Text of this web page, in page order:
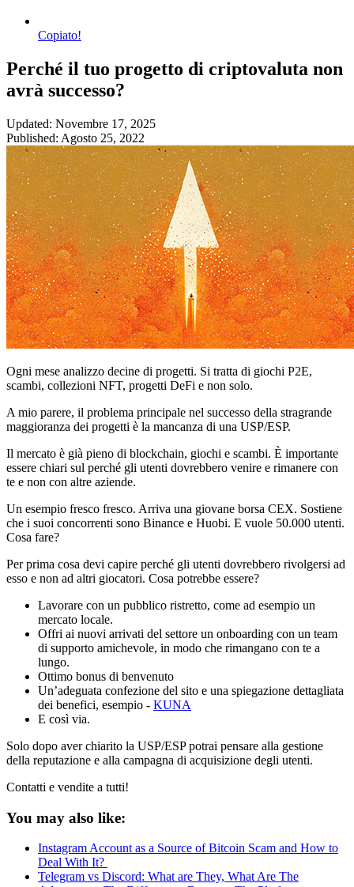
Copiato!
Perché il tuo progetto di criptovaluta non
avrà successo?
Updated: Novembre 17, 2025
Published: Agosto 25, 2022
Ogni mese analizzo decine di progetti. Si tratta di giochi P2E,
scambi, collezioni NFT, progetti DeFi e non solo.
A mio parere, il problema principale nel successo della stragrande
maggioranza dei progetti è la mancanza di una USP/ESP.
Il mercato è già pieno di blockchain, giochi e scambi. È importante
essere chiari sul perché gli utenti dovrebbero venire e rimanere con
te e non con altre aziende.
Un esempio fresco fresco. Arriva una giovane borsa CEX. Sostiene
che i suoi concorrenti sono Binance e Huobi. E vuole 50.000 utenti.
Cosa fare?
Per prima cosa devi capire perché gli utenti dovrebbero rivolgersi ad
esso e non ad altri giocatori. Cosa potrebbe essere?
Lavorare con un pubblico ristretto, come ad esempio un
mercato locale.
Offri ai nuovi arrivati del settore un onboarding con un team
di supporto amichevole, in modo che rimangano con te a
lungo.
Ottimo bonus di benvenuto
Un’adeguata confezione del sito e una spiegazione dettagliata
dei benefici, esempio - KUNA
E così via.
Solo dopo aver chiarito la USP/ESP potrai pensare alla gestione
della reputazione e alla campagna di acquisizione degli utenti.
Contatti e vendite a tutti!
You may also like:
Instagram Account as a Source of Bitcoin Scam and How to
Deal With It?
Telegram vs Discord: What are They, What Are The